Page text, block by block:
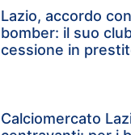
Lazio, accordo
bomber: il suo
cessione in
Calciomercato